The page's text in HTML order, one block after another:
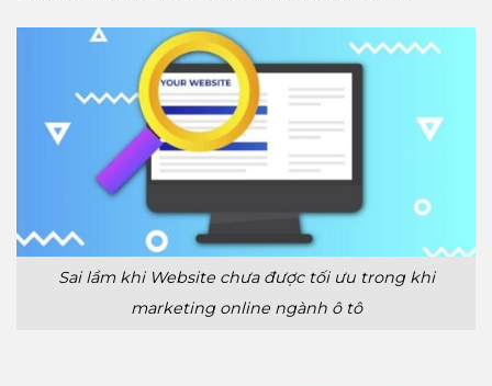
Sai lầm khi Website chưa được tối ưu trong khi
marketing online ngành ô tô